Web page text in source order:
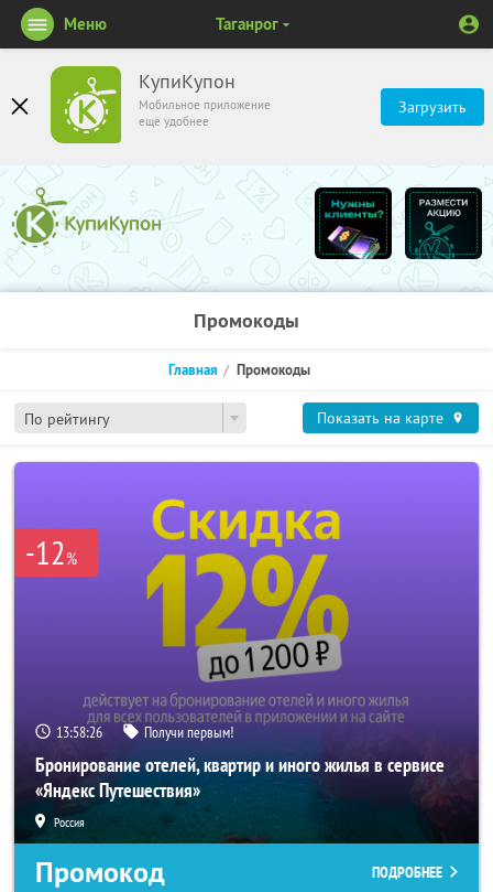
КупиКупон
Мобильное приложение
ещё удобнее
Загрузить
Меню Таганрог
Промокоды
По рейтингу
Главная Промокоды
Показать на карте
-12%
13:58:24 Получи первым!
Бронирование отелей, квартир и иного жилья в сервисе
«Яндекс Путешествия»
Россия
Промокод ПОДРОБНЕЕ